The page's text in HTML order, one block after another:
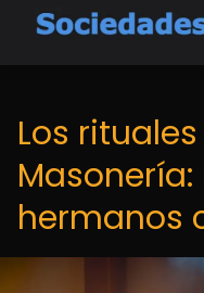
Los
hermanos